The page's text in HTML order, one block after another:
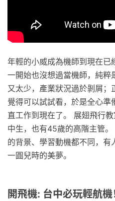
年輕的小威成為機師到現在已
一開始也沒想過當機師，純粹
又太少，產業狀況過於剝屑
覺得可以試試看，於是全心
直工作到現在了。 展翅飛行
中生，也有45歲的高階主管
的背景、學習動機都不同，
一圓兒時的美夢。
開飛機: 台中必玩輕航